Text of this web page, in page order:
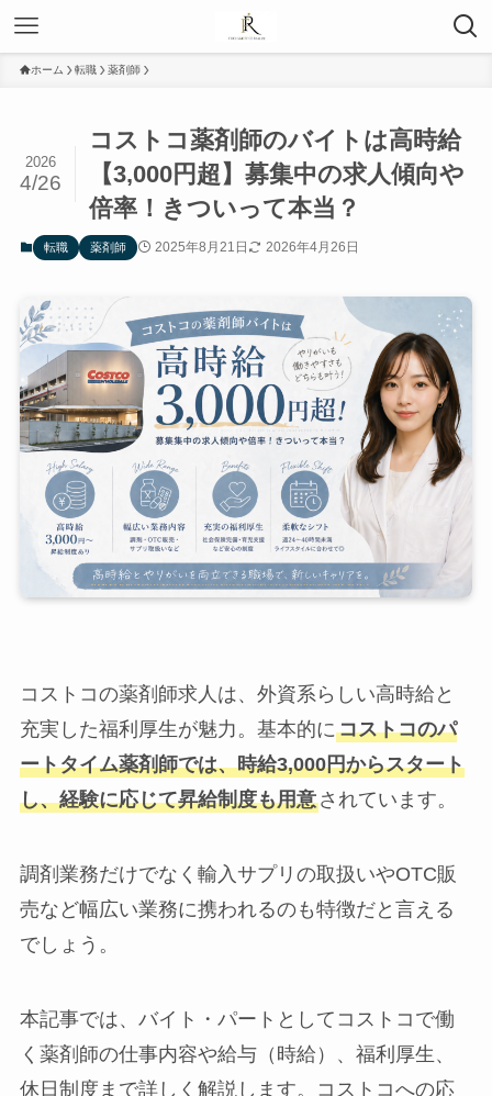
ホーム 転職 薬剤師
コストコ薬剤師のバイトは高時給
【3,000円超】募集中の求人傾向や
倍率！きついって本当？
2026
4/26
転職 薬剤師 2025年8月21日 2026年4月26日
コストコの薬剤師求人は、外資系らしい高時給と
充実した福利厚生が魅力。基本的にコストコのパ
ートタイム薬剤師では、時給3,000円からスタート
し、経験に応じて昇給制度も用意されています。
調剤業務だけでなく輸入サプリの取扱いやOTC販
売など幅広い業務に携われるのも特徴だと言える
でしょう。
本記事では、バイト・パートとしてコストコで働
く薬剤師の仕事内容や給与（時給）、福利厚生、
休日制度まで詳しく解説します。コストコへの応